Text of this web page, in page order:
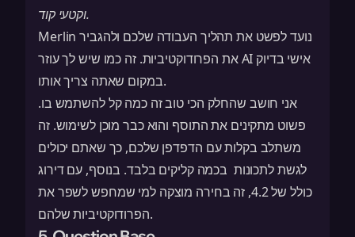
וקטעי קוד.
Merlin נועד לפשט את תהליך העבודה שלכם ולהגביר
את הפרודוקטיביות. זה כמו שיש לך עוזר AI אישי בדיוק
במקום שאתה צריך אותו.
אני חושב שהחלק הכי טוב זה כמה קל להשתמש בו.
פשוט מתקינים את התוסף והוא כבר מוכן לשימוש. זה
משתלב בקלות עם הדפדפן שלכם, כך שאתם יכולים
לגשת לתכונות בכמה קליקים בלבד. בנוסף, עםדירוג
כולל של 4.2
, זה בחירה מוצקה למי שמחפש לשפר את
הפרודוקטיביות שלהם.